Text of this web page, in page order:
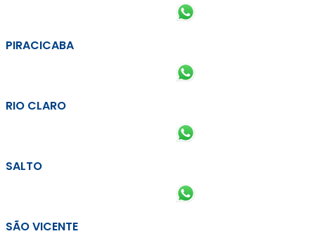
PIRACICABA
RIO CLARO
SALTO
SÃO VICENTE